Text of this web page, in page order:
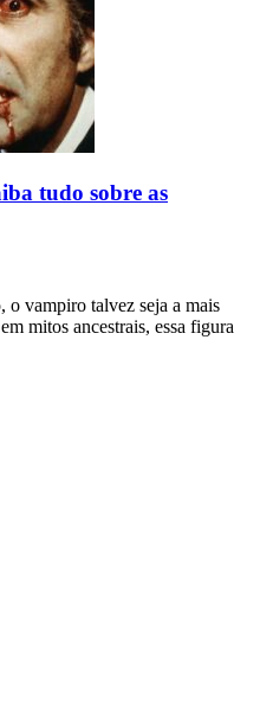
tudo sobre as
o vampiro talvez seja a mais
mitos ancestrais, essa figura